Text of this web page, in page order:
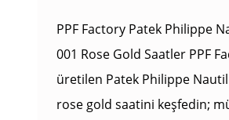
PPF Factory Patek Philippe
001 Rose Gold Saatler PPF
üretilen Patek Philippe
rose gold saatini keşfedin;